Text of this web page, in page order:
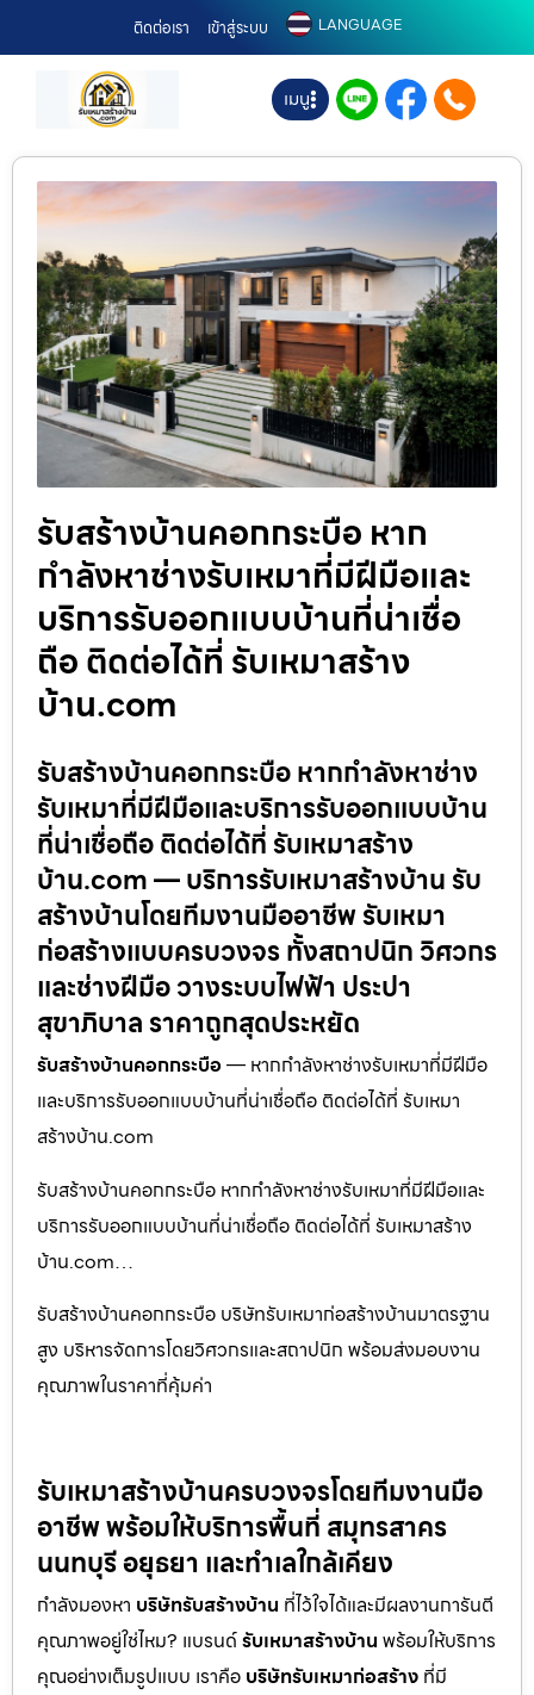
ติดต่อเรา เข้าสู่ระบบ LANGUAGE
เมนู
รับสร้างบ้านคอกกระบือ หาก
กำลังหาช่างรับเหมาที่มีฝีมือและ
บริการรับออกแบบบ้านที่น่าเชื่อ
ถือ ติดต่อได้ที่ รับเหมาสร้าง
บ้าน.com
รับสร้างบ้านคอกกระบือ หากกำลังหาช่าง
รับเหมาที่มีฝีมือและบริการรับออกแบบบ้าน
ที่น่าเชื่อถือ ติดต่อได้ที่ รับเหมาสร้าง
บ้าน.com — บริการรับเหมาสร้างบ้าน รับ
สร้างบ้านโดยทีมงานมืออาชีพ รับเหมา
ก่อสร้างแบบครบวงจร ทั้งสถาปนิก วิศวกร
และช่างฝีมือ วางระบบไฟฟ้า ประปา
สุขาภิบาล ราคาถูกสุดประหยัด
รับสร้างบ้านคอกกระบือ— หากกำลังหาช่างรับเหมาที่มีฝีมือ
และบริการรับออกแบบบ้านที่น่าเชื่อถือ ติดต่อได้ที่ รับเหมา
สร้างบ้าน.com
รับสร้างบ้านคอกกระบือ หากกำลังหาช่างรับเหมาที่มีฝีมือและ
บริการรับออกแบบบ้านที่น่าเชื่อถือ ติดต่อได้ที่ รับเหมาสร้าง
บ้าน.com…
รับสร้างบ้านคอกกระบือ บริษัทรับเหมาก่อสร้างบ้านมาตรฐาน
สูง บริหารจัดการโดยวิศวกรและสถาปนิก พร้อมส่งมอบงาน
คุณภาพในราคาที่คุ้มค่า
รับเหมาสร้างบ้านครบวงจรโดยทีมงานมือ
อาชีพ พร้อมให้บริการพื้นที่ สมุทรสาคร
นนทบุรี อยุธยา และทำเลใกล้เคียง
กำลังมองหา บริษัทรับสร้างบ้าน ที่ไว้ใจได้และมีผลงานการันตี
คุณภาพอยู่ใช่ไหม? แบรนด์รับเหมาสร้างบ้าน พร้อมให้บริการ
คุณอย่างเต็มรูปแบบ เราคือ บริษัทรับเหมาก่อสร้าง ที่มี